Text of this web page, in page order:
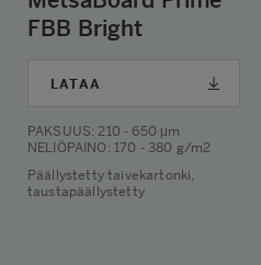
FBB Bright
LATAA
PAKSUUS: 210 - 650 μm
NELIÖPAINO : 170 - 380 g/m2
Päällystetty taivekartonki,
taustapäällystetty